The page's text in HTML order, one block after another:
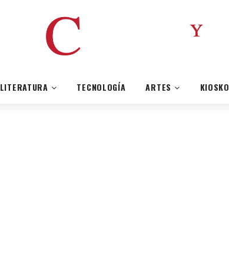
LITERATURA TECNOLOGÍA ARTES KIOSKO